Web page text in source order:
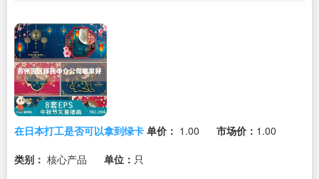
在日本打工是否可以拿到绿卡 单价： 1.00 市场价： 1.00
类别： 核心产品 单位： 只